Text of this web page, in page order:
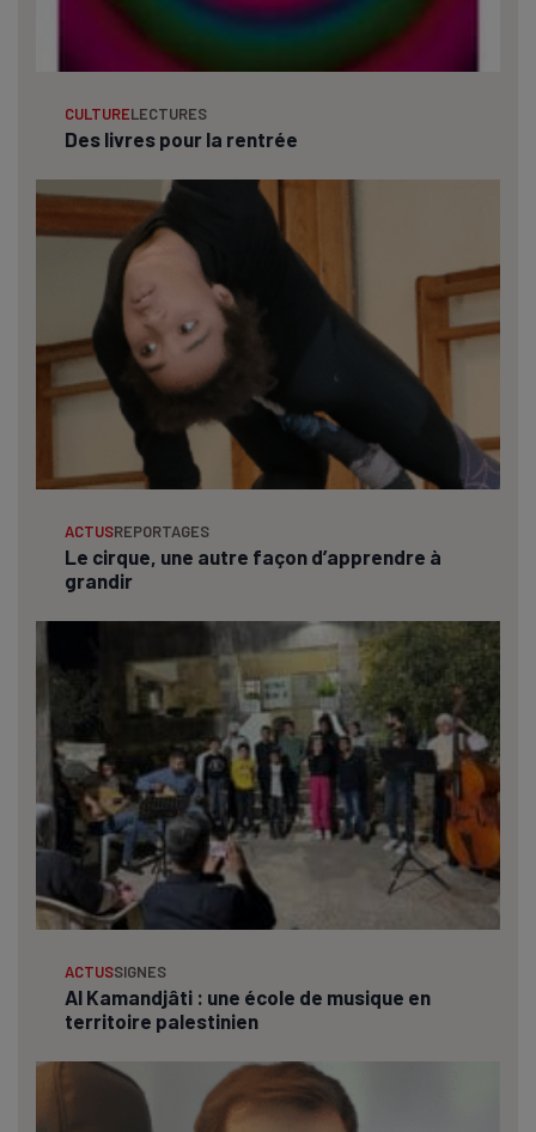
CULTURELECTURES
Des livres pour la rentrée
ACTUSREPORTAGES
Le cirque, une autre façon d’apprendre à
grandir
ACTUSSIGNES
Al Kamandjâti : une école de musique en
territoire palestinien